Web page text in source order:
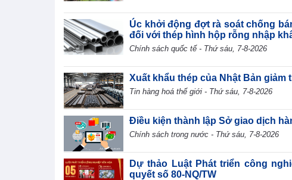
Úc khởi động đợt rà soát chống
đối với thép hình hộp rỗng nhập
Chính sách quốc tế - Thứ sáu, 7-8-2026
Xuất khẩu thép của Nhật Bản giảm
Tin hàng hoá thế giới - Thứ sáu, 7-8-2026
Điều kiện thành lập Sở giao dịch
Chính sách trong nước - Thứ sáu, 7-8-2026
Dự thảo Luật Phát triển công
quyết số 80-NQ/TW